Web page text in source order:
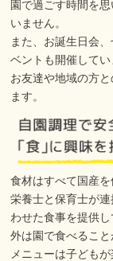
園で過ごす時間を
いません。
また、お誕生日会
ベントも開催してい
お友達や地域の方
ます。
食材はすべて国産を
栄養士と保育士が
わせた食事を提供
外は園で食べること
メニューは子ども